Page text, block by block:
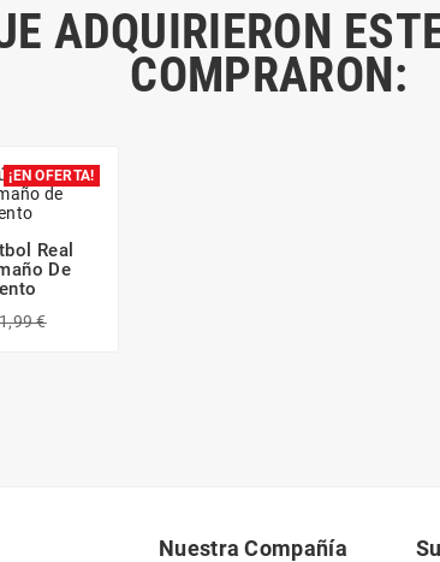
ADQUIRIERON
COMPRARON:
¡EN OFERTA!
Real
De
€
Nuestra Compañía